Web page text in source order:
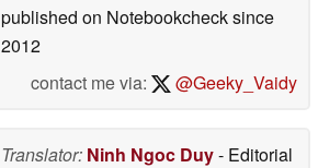
published on Notebookchecksince
2012
contact me via:
@Geeky_Vaidy
Translator: Ninh Ngoc Duy- Editorial